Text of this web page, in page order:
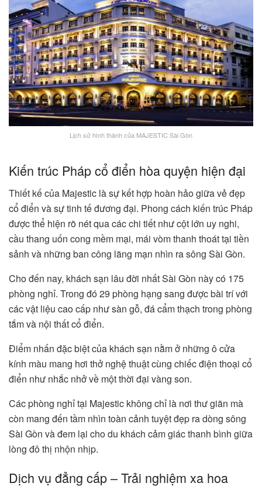
Lịch sử hình thành của MAJESTIC Sài Gòn
Kiến trúc Pháp cổ điển hòa quyện hiện đại
Thiết kế của Majestic là sự kết hợp hoàn hảo giữa vẻ đẹp
cổ điển và sự tinh tế đương đại. Phong cách kiến trúc Pháp
được thể hiện rõ nét qua các chi tiết như cột lớn uy nghi,
cầu thang uốn cong mềm mại, mái vòm thanh thoát tại tiền
sảnh và những ban công lãng mạn nhìn ra sông Sài Gòn.
Cho đến nay, khách sạn lâu đời nhất Sài Gòn này có 175
phòng nghỉ. Trong đó 29 phòng hạng sang được bài trí với
các vật liệu cao cấp như sàn gỗ, đá cẩm thạch trong phòng
tắm và nội thất cổ điển.
Điểm nhấn đặc biệt của khách sạn nằm ở những ô cửa
kính màu mang hơi thở nghệ thuật cùng chiếc điện thoại cổ
điển như nhắc nhở về một thời đại vàng son.
Các phòng nghỉ tại Majestic không chỉ là nơi thư giãn mà
còn mang đến tầm nhìn toàn cảnh tuyệt đẹp ra dòng sông
Sài Gòn và đem lại cho du khách cảm giác thanh bình giữa
lòng đô thị nhộn nhịp.
Dịch vụ đẳng cấp – Trải nghiệm xa hoa